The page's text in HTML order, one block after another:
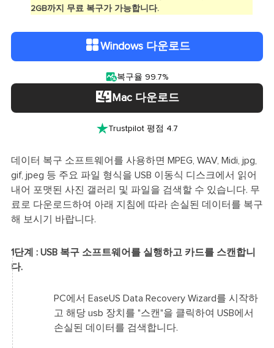
2GB까지 무료 복구가 가능합니다.
Windows 다운로드
복구율 99.7%
Mac 다운로드
Trustpilot 평점 4.7
데이터 복구 소프트웨어를 사용하면 MPEG, WAV, Midi, jpg,
gif, jpeg 등 주요 파일 형식을 USB 이동식 디스크에서 읽어
내어 포맷된 사진 갤러리 및 파일을 검색할 수 있습니다. 무
료로 다운로드하여 아래 지침에 따라 손실된 데이터를 복구
해 보시기 바랍니다.
1단계 : USB 복구 소프트웨어를 실행하고 카드를 스캔합니
다.
PC에서 EaseUS Data Recovery Wizard를 시작하
고 해당 usb 장치를 "스캔"을 클릭하여 USB에서
손실된 데이터를 검색합니다.